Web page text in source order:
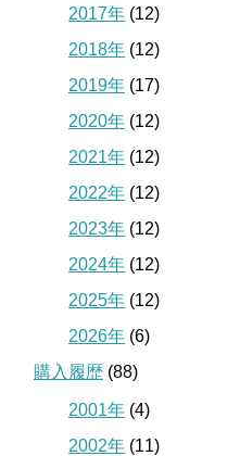
2017年 (12)
2018年 (12)
2019年 (17)
2020年 (12)
2021年 (12)
2022年 (12)
2023年 (12)
2024年 (12)
2025年 (12)
2026年 (6)
購入履歴 (88)
2001年 (4)
2002年 (11)